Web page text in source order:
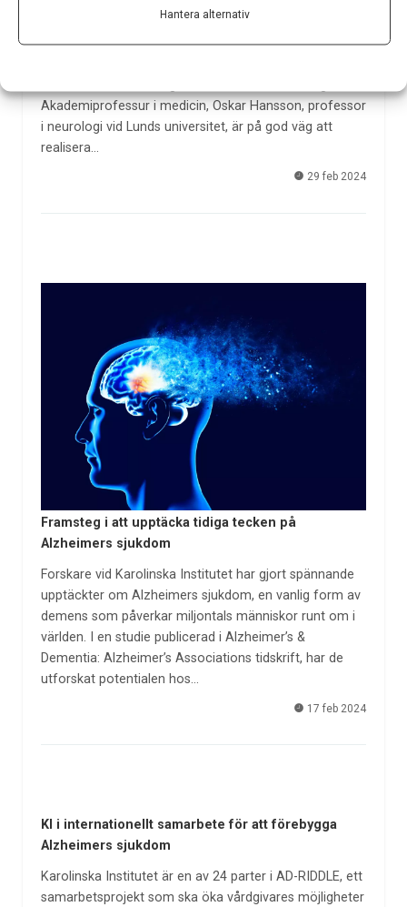
Hantera alternativ
miljoner av Torsten Söderbergs Stiftelse
Att hitta ett säkert och enkelt sätt att diagnostisera
Akademiprofessur i medicin, Oskar Hansson, professor
i neurologi vid Lunds universitet, är på god väg att
realisera…
29 feb 2024
Framsteg i att upptäcka tidiga tecken på
Alzheimers sjukdom
Forskare vid Karolinska Institutet har gjort spännande
upptäckter om Alzheimers sjukdom, en vanlig form av
demens som påverkar miljontals människor runt om i
världen. I en studie publicerad i Alzheimer’s &
Dementia: Alzheimer’s Associations tidskrift, har de
utforskat potentialen hos…
17 feb 2024
KI i internationellt samarbete för att förebygga
Alzheimers sjukdom
Karolinska Institutet är en av 24 parter i AD-RIDDLE, ett
samarbetsprojekt som ska öka vårdgivares möjligheter